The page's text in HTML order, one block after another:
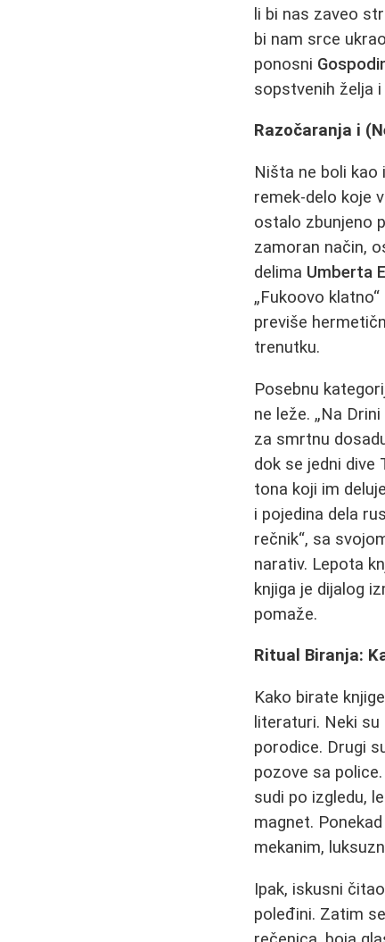
li bi nas zaveo
bi nam srce
ponosni
sopstvenih želja
Razočaranja i
Ništa ne boli kao
remek-delo koje
ostalo zbunjeno
zamoran način,
delima Umberta
„Fukoovo
previše
trenutku.
Posebnu
ne leže. „Na
za smrtnu
dok se jedni dive
tona koji im
i pojedina dela
rečnik“, sa
narativ. Lepota
knjiga je dijalog
pomaže.
Ritual Biranja:
Kako birate
literaturi. Neki
porodice. Drugi
pozove sa
sudi po izgledu,
magnet.
mekanim,
Ipak, iskusni
poleđini. Zatim